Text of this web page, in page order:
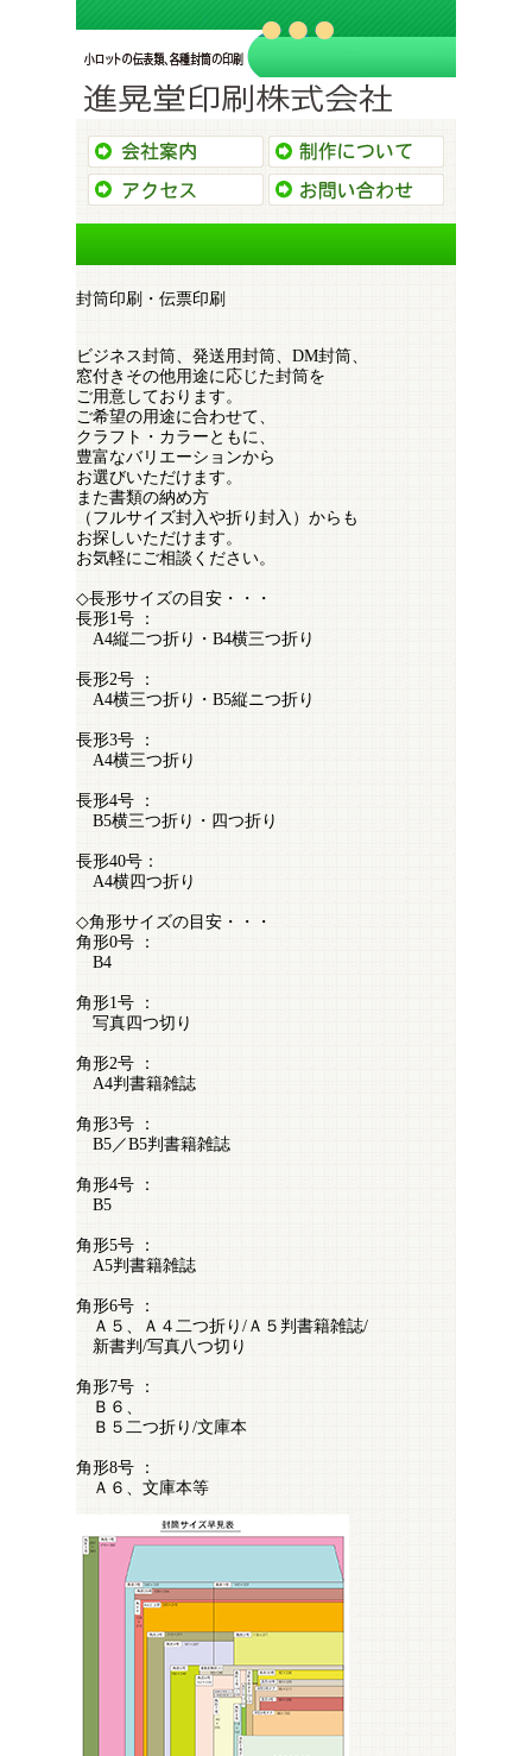
会社案内
アクセス
封筒印刷・伝票印刷
ビジネス封筒、発送用封筒、DM封筒、
窓付きその他用途に応じた封筒を
ご用意しております。
ご希望の用途に合わせて、
クラフト・カラーともに、
豊富なバリエーションから
お選びいただけます。
また書類の納め方
（フルサイズ封入や折り封入）からも
お探しいただけます。
お気軽にご相談ください。
◇長形サイズの目安・・・
長形1号 ：
A4縦二つ折り・B4横三つ折り
長形2号 ：
A4横三つ折り・B5縦ニつ折り
長形3号 ：
A4横三つ折り
長形4号 ：
B5横三つ折り・四つ折り
長形40号：
A4横四つ折り
◇角形サイズの目安・・・
角形0号 ：
B4
角形1号 ：
写真四つ切り
角形2号 ：
A4判書籍雑誌
角形3号 ：
B5／B5判書籍雑誌
角形4号 ：
B5
角形5号 ：
A5判書籍雑誌
角形6号 ：
Ａ５、Ａ４二つ折り/Ａ５判書籍雑誌/
新書判/写真八つ切り
角形7号 ：
Ｂ６、
Ｂ５二つ折り/文庫本
角形8号 ：
Ａ６、文庫本等